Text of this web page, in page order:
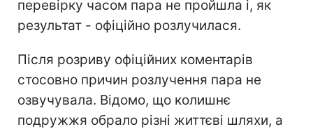
перевірку часом пара не пройшла і, як
результат - офіційно розлучилася.
Після розриву офіційних коментарів
стосовно причин розлучення пара не
озвучувала. Відомо, що колишнє
подружжя обрало різні життєві шляхи, а